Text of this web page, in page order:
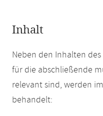
Inhalt
Neben den Inhalten
für die abschließende
relevant sind, werden
behandelt: